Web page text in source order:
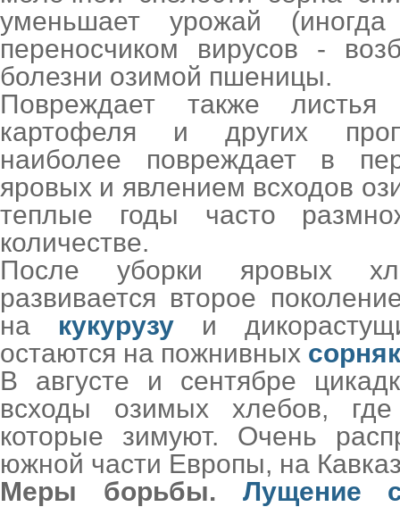
уменьшает урожай
переносчиком вирусов -
болезни озимой пшеницы.
Повреждает также
картофеля и других
наиболее повреждает в
яровых и явлением всходов
теплые годы часто
количестве.
После уборки яровых
развивается второе
на кукурузуи
остаются на пожнивных
В августе и сентябре
всходы озимых хлебов,
которые зимуют. Очень
южной части Европы, на
Меры борьбы. Лущение